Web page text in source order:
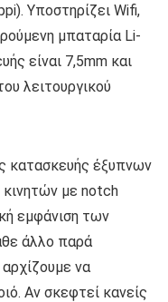
Υποστηρίζει Wifi,
μπαταρία Li-
είναι 7,5mm και
λειτουργικού
κατασκευής έξυπνων
με notch
εμφάνιση των
άλλο παρά
να
Αν σκεφτεί κανείς